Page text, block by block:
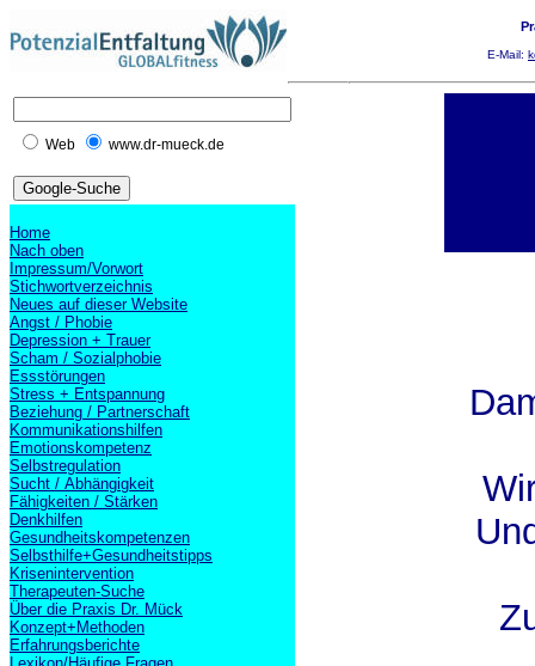
E-Mail:
Web www.dr-mueck.de
Home
Nach oben
Impressum/Vorwort
Stichwortverzeichnis
Neues auf dieser Website
Angst / Phobie
Depression + Trauer
Scham / Sozialphobie
Essstörungen
Stress + Entspannung
Beziehung / Partnerschaft
Kommunikationshilfen
Emotionskompetenz
Selbstregulation
Sucht / Abhängigkeit
Fähigkeiten / Stärken
Denkhilfen
Gesundheitskompetenzen
Selbsthilfe+Gesundheitstipps
Krisenintervention
Therapeuten-Suche
Über die Praxis Dr. Mück
Konzept+Methoden
Erfahrungsberichte